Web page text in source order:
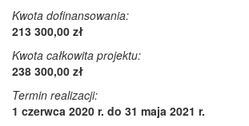
Kwota dofinansowania:
213 300,00 zł
Kwota całkowita projektu:
238 300,00 zł
Termin realizacji:
1 czerwca 2020 r. do 31 maja 2021 r.